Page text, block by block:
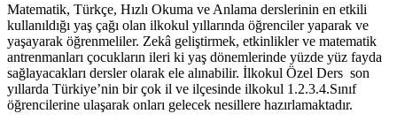
Matematik, Türkçe, Hızlı Okuma ve Anlama derslerinin en etkili
kullanıldığı yaş çağı olan ilkokul yıllarında öğrenciler yaparak ve
yaşayarak öğrenmeliler. Zekâ geliştirmek, etkinlikler ve matematik
antrenmanları çocukların ileri ki yaş dönemlerinde yüzde yüz fayda
sağlayacakları dersler olarak ele alınabilir. İlkokul Özel Ders son
yıllarda Türkiye’nin bir çok il ve ilçesinde ilkokul 1.2.3.4.Sınıf
öğrencilerine ulaşarak onları gelecek nesillere hazırlamaktadır.